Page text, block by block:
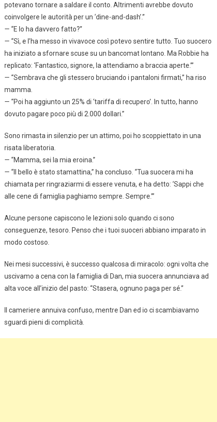
potevano tornare a saldare il conto. Altrimenti avrebbe dovuto
coinvolgere le autorità per un ‘dine-and-dash’.”
— “E lo ha davvero fatto?”
— “Sì, e l’ha messo in vivavoce così potevo sentire tutto. Tuo suocero
ha iniziato a sfornare scuse su un bancomat lontano. Ma Robbie ha
replicato: ‘Fantastico, signore, la attendiamo a braccia aperte.’”
— “Sembrava che gli stessero bruciando i pantaloni firmati,” ha riso
mamma.
— “Poi ha aggiunto un 25% di ‘tariffa di recupero’. In tutto, hanno
dovuto pagare poco più di 2.000 dollari.”
Sono rimasta in silenzio per un attimo, poi ho scoppiettato in una
risata liberatoria.
— “Mamma, sei la mia eroina.”
— “Il bello è stato stamattina,” ha concluso. “Tua suocera mi ha
chiamata per ringraziarmi di essere venuta, e ha detto: ‘Sappi che
alle cene di famiglia paghiamo sempre. Sempre.’”
Alcune persone capiscono le lezioni solo quando ci sono
conseguenze, tesoro. Penso che i tuoi suoceri abbiano imparato in
modo costoso.
Nei mesi successivi, è successo qualcosa di miracolo: ogni volta che
uscivamo a cena con la famiglia di Dan, mia suocera annunciava ad
alta voce all’inizio del pasto: “Stasera, ognuno paga per sé.”
Il cameriere annuiva confuso, mentre Dan ed io ci scambiavamo
sguardi pieni di complicità.